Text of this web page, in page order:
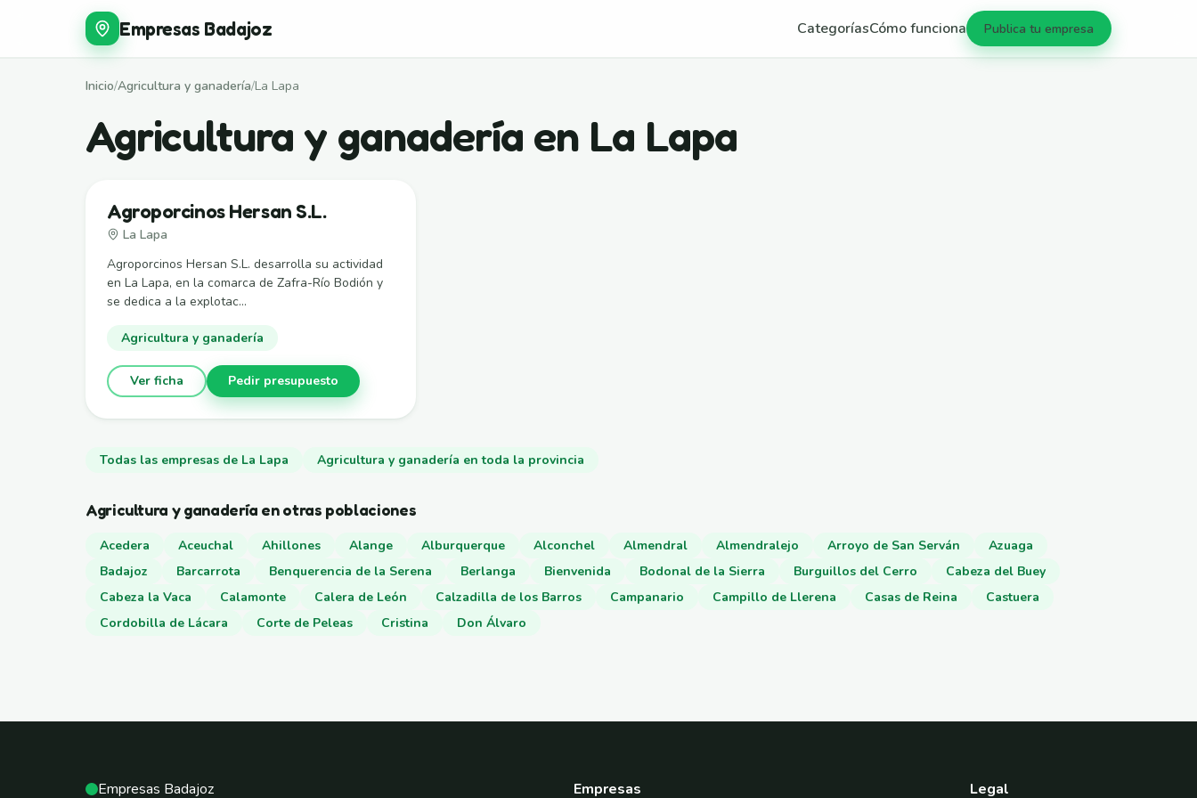
Empresas Badajoz CategoríasCómo funciona Publica tu empresa
Inicio/Agricultura y ganadería/La Lapa
Agricultura y ganadería en La Lapa
Agroporcinos Hersan S.L.
La Lapa
Agroporcinos Hersan S.L. desarrolla su actividad
en La Lapa, en la comarca de Zafra-Río Bodión y
se dedica a la explotac...
Agricultura y ganadería
Ver ficha Pedir presupuesto
Todas las empresas de La Lapa Agricultura y ganadería en toda la provincia
Agricultura y ganadería en otras poblaciones
Acedera Aceuchal Ahillones Alange Alburquerque Alconchel Almendral Almendralejo Arroyo de San Serván
Azuaga
Badajoz
Barcarrota Benquerencia de la Serena Berlanga Bienvenida Bodonal de la Sierra Burguillos del Cerro
Cabeza del Buey
Cabeza la Vaca
Calamonte Calera de León Calzadilla de los Barros Campanario Campillo de Llerena Casas de Reina
Castuera
Cordobilla de Lácara
Corte de Peleas Cristina Don Álvaro
Empresas Badajoz Empresas Legal